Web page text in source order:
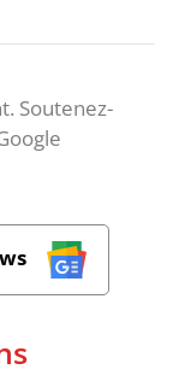
Soutenez-